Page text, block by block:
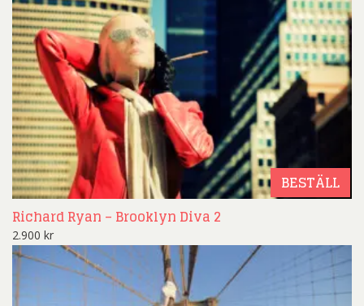
BESTÄLL
Richard Ryan – Brooklyn Diva 2
2.900 kr